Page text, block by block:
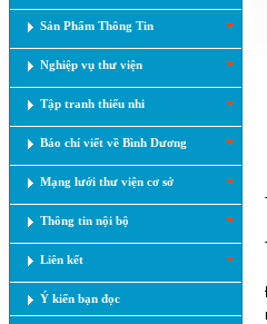
Sản Phẩm Thông Tin
Nghiệp vụ thư viện
Tập tranh thiếu nhi
Báo chí viết về Bình Dương
Mạng lưới thư viện cơ sở
Thông tin nội bộ
Liên kết
Ý kiến bạn đọc